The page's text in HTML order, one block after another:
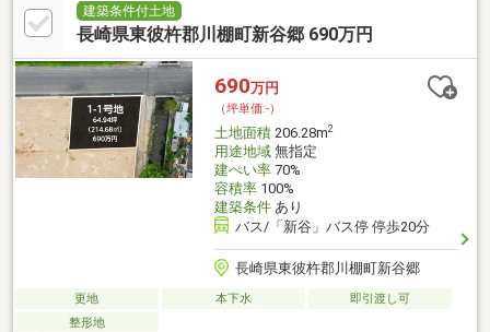
づくりの「コツ」勉強しましょう～・住宅会社の選び方が分から
ない・家づくりって何から取り組んだらいいの？・家の性能や構
お悩みも、一緒に解決しましょう！正しい知識を持って、賢く、
後悔しない家づくりをしましょ
建築条件付土地
長崎県東彼杵郡川棚町新谷郷 690万円
690万円
（坪単価:-）
土地面積206.28m2
用途地域無指定
建ぺい率70%
容積率100%
建築条件あり
バス/「新谷」バス停 停歩20分
長崎県東彼杵郡川棚町新谷郷
更地 本下水
即引渡し可
整形地